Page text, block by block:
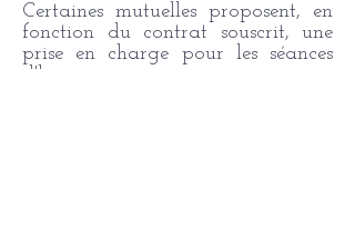
Certaines mutuelles proposent, en
fonction du contrat souscrit, une
prise en charge pour les séances
d'hypnose.